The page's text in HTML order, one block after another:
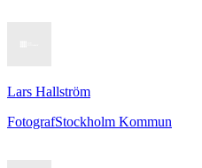
Lars Hallström
FotografStockholm Kommun